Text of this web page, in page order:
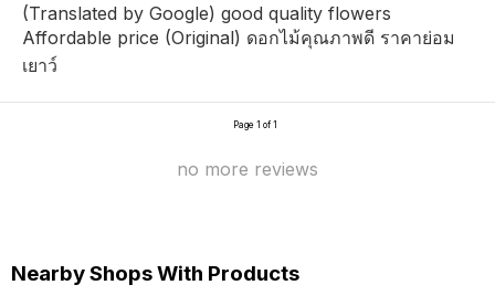
(Translated by Google) good quality flowers
Affordable price (Original) ดอกไม้คุณภาพดี ราคาย่อม
เยาว์
Page 1 of 1
no more reviews
Nearby Shops With Products